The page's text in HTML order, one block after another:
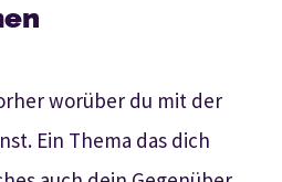
worüber du mit der
Ein Thema das dich